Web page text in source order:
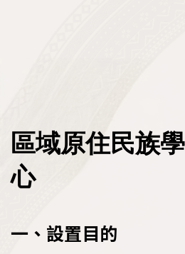
原民會重要出版品
原住民族與多元文化教育案
青年百億海外圓夢基金計畫
其他資訊
法規
政策
:::區域原住民族
心
一、設置目的